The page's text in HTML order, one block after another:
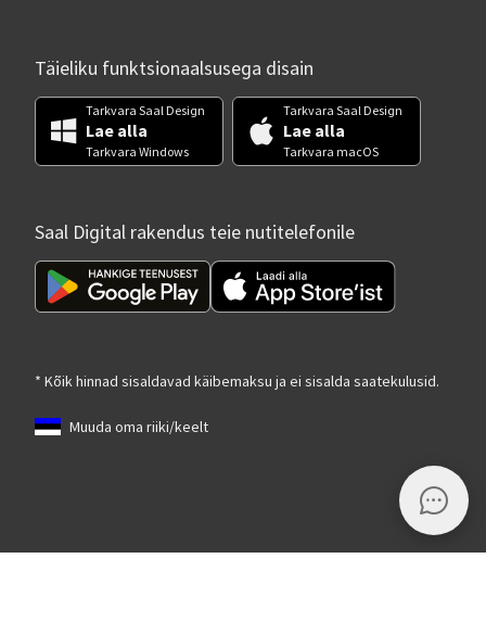
Täieliku funktsionaalsusega disain
Tarkvara Saal Design
Lae alla
Tarkvara Windows
Tarkvara Saal Design
Lae alla
Tarkvara macOS
Saal Digital rakendus teie nutitelefonile
* Kõik hinnad sisaldavad käibemaksu ja ei sisalda saatekulusid.
Muuda oma riiki/keelt